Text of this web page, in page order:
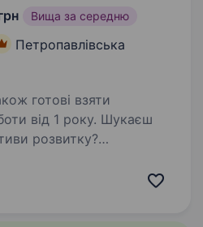
Вища за середню
Петропавлівська
готові взяти
1 року. Шукаєш
розвитку?
та втілюємо